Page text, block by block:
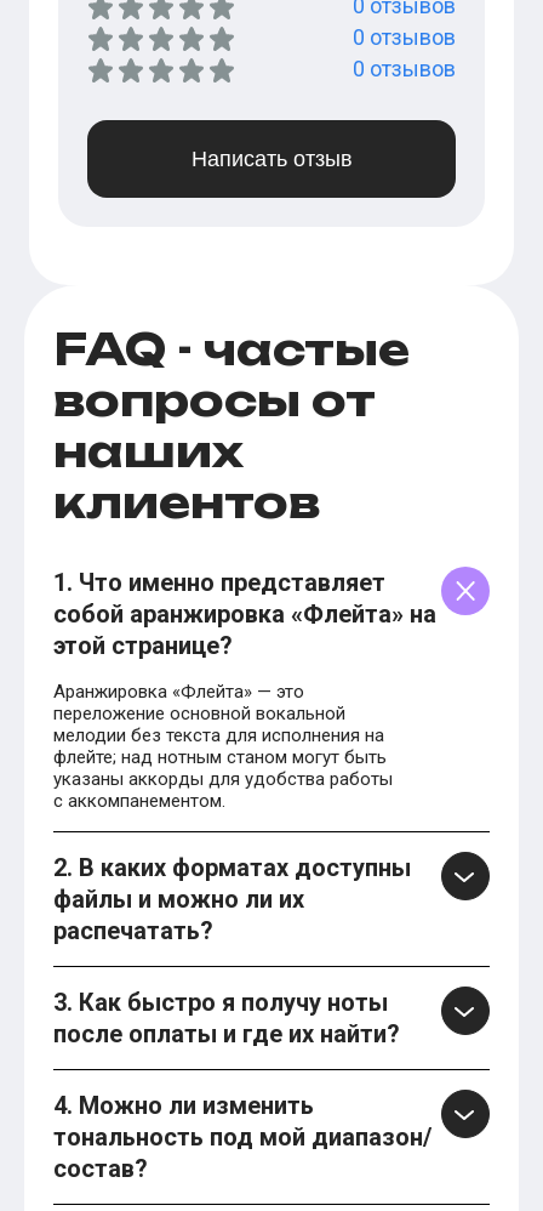
0 отзывов
0 отзывов
0 отзывов
Написать отзыв
FAQ - частые
вопросы от
наших
клиентов
1. Что именно представляет
собой аранжировка «Флейта» на
этой странице?
Аранжировка «Флейта» — это
переложение основной вокальной
мелодии без текста для исполнения на
флейте; над нотным станом могут быть
указаны аккорды для удобства работы
с аккомпанементом.
2. В каких форматах доступны
файлы и можно ли их
распечатать?
3. Как быстро я получу ноты
после оплаты и где их найти?
4. Можно ли изменить
тональность под мой диапазон/
состав?